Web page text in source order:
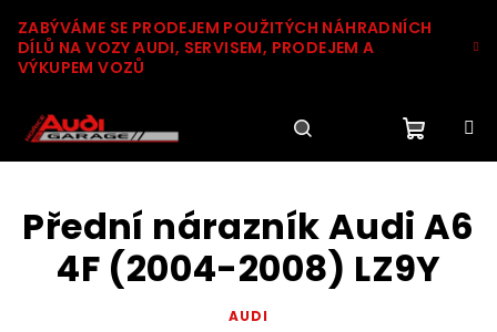
na
obsah
ZABÝVÁME SE PRODEJEM POUŽITÝCH NÁHRADNÍCH
DÍLŮ NA VOZY AUDI, SERVISEM, PRODEJEM A
VÝKUPEM VOZŮ
HledatPřihlášení
košík
Přední nárazník Audi A6
4F (2004-2008) LZ9Y
AUDI